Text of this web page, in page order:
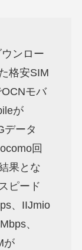
ンロー
格安SIM
モバ
が
データ
回
果とな
ピード
、IIJmio
、
が